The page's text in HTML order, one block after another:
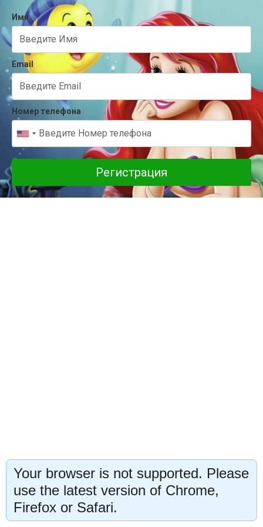
Имя
Email
Номер телефона
Регистрация
Your browser is not supported. Please
use the latest version of Chrome,
Firefox or Safari.